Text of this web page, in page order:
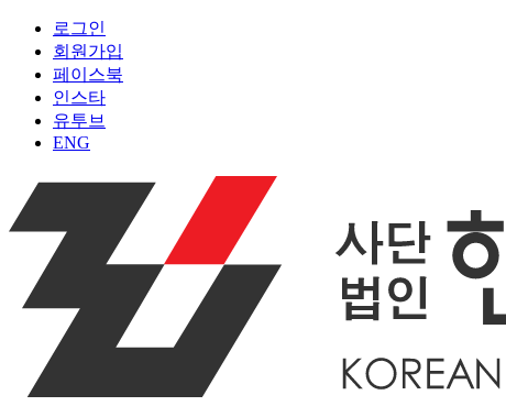
로그인
회원가입
페이스북
인스타
유투브
ENG